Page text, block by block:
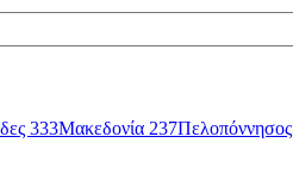
333Μακεδονία 237Πελοπόννησος